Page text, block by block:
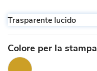
Trasparente lucido
Colore per la stampa